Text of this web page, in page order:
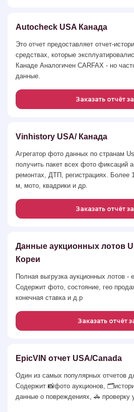
Autocheck USA Канада
Это отчет предоставляет отчет-
средствах, которые
Канаде Аналогичен CARFAX - но
данные.
Заказать отчёт
Vinhistory USA/ Канада
Агрегатор фото данных по странам
получить пакет всех фото фиксаций
ремонтах, ДТП, регистрациях. Более
м, мото, квадрики и др.
Заказать отчёт
Данные аукционных лотов
Кореи
Полная выгрузка аукционных лотов -
Содержит фото, состояние, гео
конечная ставка и д.р
Заказать отчёт
EpicVIN отчет USA/Canada
Один из самых популярных отчетов
Содержит 📸фото аукционов,
данные о повреждениях, 🚓 проверку